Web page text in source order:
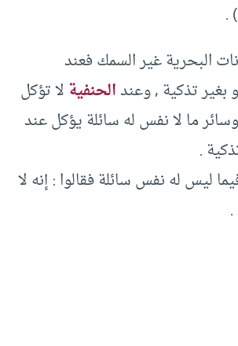
.
البحرية غير السمك فعند
بغير تذكية , وعندالحنفيةلا تؤكل
ما لا نفس له سائلة يؤكل عند
.
ليس له نفس سائلة فقالوا : إنه لا
.